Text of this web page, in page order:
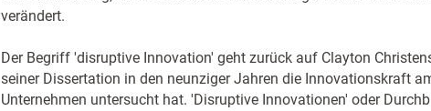
verändert.
Der Begriff 'disruptive Innovation' geht zurück auf Clayton
seiner Dissertation in den neunziger Jahren die Innovationskraft
Unternehmen untersucht hat. 'Disruptive Innovationen' oder